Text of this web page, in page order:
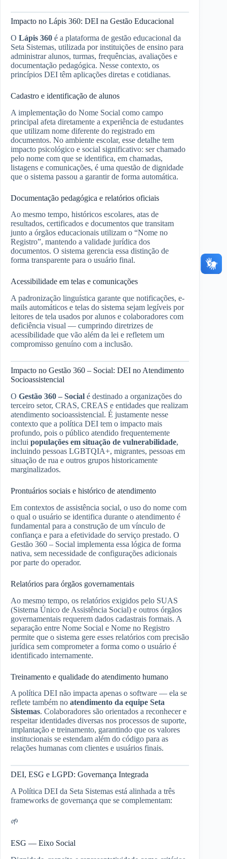
Impacto no Lápis 360: DEI na Gestão Educacional
O Lápis 360 é a plataforma de gestão educacional da
Seta Sistemas, utilizada por instituições de ensino para
administrar alunos, turmas, frequências, avaliações e
documentação pedagógica. Nesse contexto, os
princípios DEI têm aplicações diretas e cotidianas.
Cadastro e identificação de alunos
A implementação do Nome Social como campo
principal afeta diretamente a experiência de estudantes
que utilizam nome diferente do registrado em
documentos. No ambiente escolar, esse detalhe tem
impacto psicológico e social significativo: ser chamado
pelo nome com que se identifica, em chamadas,
listagens e comunicações, é uma questão de dignidade
que o sistema passou a garantir de forma automática.
Documentação pedagógica e relatórios oficiais
Ao mesmo tempo, históricos escolares, atas de
resultados, certificados e documentos que transitam
junto a órgãos educacionais utilizam o “Nome no
Registro”, mantendo a validade jurídica dos
documentos. O sistema gerencia essa distinção de
forma transparente para o usuário final.
Acessibilidade em telas e comunicações
A padronização linguística garante que notificações, e-
mails automáticos e telas do sistema sejam legíveis por
leitores de tela usados por alunos e colaboradores com
deficiência visual — cumprindo diretrizes de
acessibilidade que vão além da lei e refletem um
compromisso genuíno com a inclusão.
Impacto no Gestão 360 – Social: DEI no Atendimento
Socioassistencial
O Gestão 360 – Social é destinado a organizações do
terceiro setor, CRAS, CREAS e entidades que realizam
atendimento socioassistencial. É justamente nesse
contexto que a política DEI tem o impacto mais
profundo, pois o público atendido frequentemente
inclui populações em situação de vulnerabilidade,
incluindo pessoas LGBTQIA+, migrantes, pessoas em
situação de rua e outros grupos historicamente
marginalizados.
Prontuários sociais e histórico de atendimento
Em contextos de assistência social, o uso do nome com
o qual o usuário se identifica durante o atendimento é
fundamental para a construção de um vínculo de
confiança e para a efetividade do serviço prestado. O
Gestão 360 – Social implementa essa lógica de forma
nativa, sem necessidade de configurações adicionais
por parte do operador.
Relatórios para órgãos governamentais
Ao mesmo tempo, os relatórios exigidos pelo SUAS
(Sistema Único de Assistência Social) e outros órgãos
governamentais requerem dados cadastrais formais. A
separação entre Nome Social e Nome no Registro
permite que o sistema gere esses relatórios com precisão
jurídica sem comprometer a forma como o usuário é
identificado internamente.
Treinamento e qualidade do atendimento humano
A política DEI não impacta apenas o software — ela se
reflete também no atendimento da equipe Seta
Sistemas. Colaboradores são orientados a reconhecer e
respeitar identidades diversas nos processos de suporte,
implantação e treinamento, garantindo que os valores
institucionais se estendam além do código para as
relações humanas com clientes e usuários finais.
DEI, ESG e LGPD: Governança Integrada
A Política DEI da Seta Sistemas está alinhada a três
frameworks de governança que se complementam:
🌱
ESG — Eixo Social